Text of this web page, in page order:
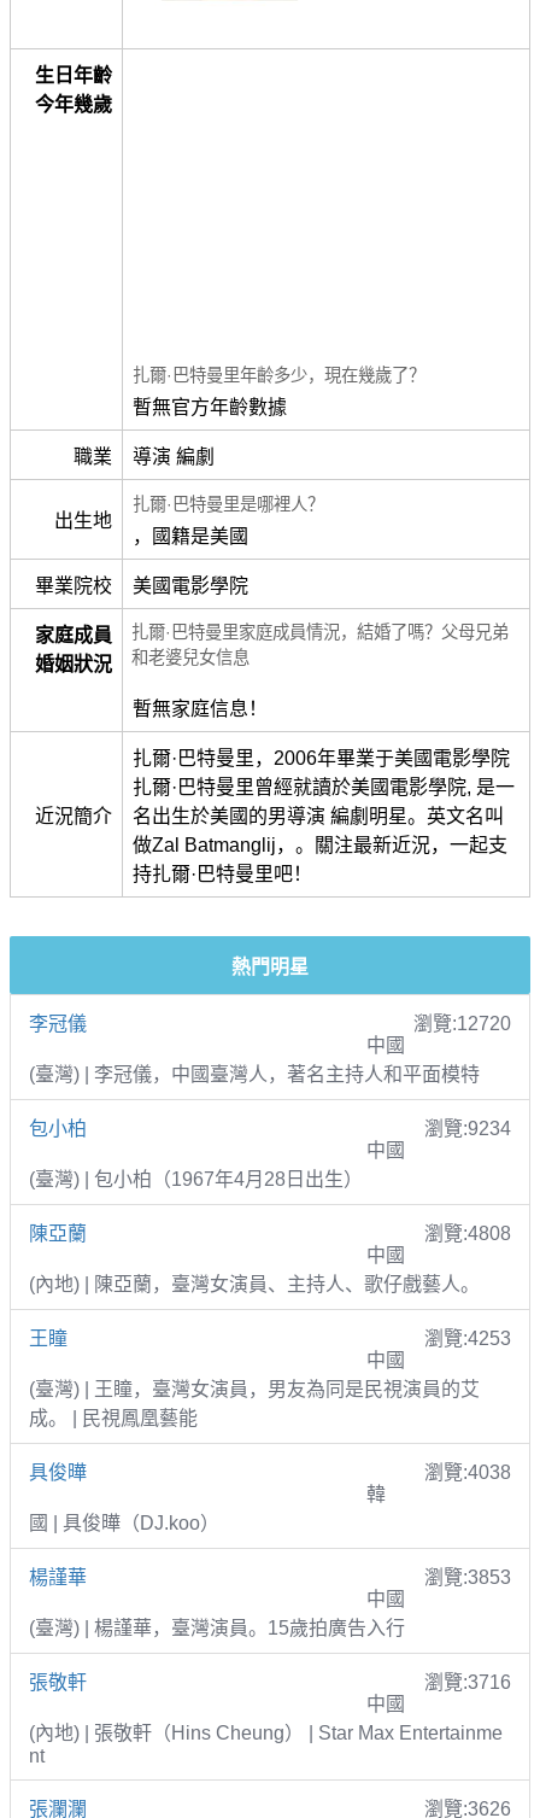
生日年齡
今年幾歲
扎爾·巴特曼里年齡多少，現在幾歲了？
暫無官方年齡數據
職業 導演 編劇
出生地
扎爾·巴特曼里是哪裡人？
，國籍是美國
畢業院校 美國電影學院
家庭成員
婚姻狀況
扎爾·巴特曼里家庭成員情況，結婚了嗎？父母兄弟
和老婆兒女信息
暫無家庭信息！
近況簡介
扎爾·巴特曼里，2006年畢業于美國電影學院
扎爾·巴特曼里曾經就讀於美國電影學院, 是一
名出生於美國的男導演 編劇明星。英文名叫
做Zal Batmanglij，。關注最新近況，一起支
持扎爾·巴特曼里吧！
熱門明星
李冠儀
瀏覽:12720
中國
(臺灣) | 李冠儀，中國臺灣人，著名主持人和平面模特
包小柏
瀏覽:9234
中國
(臺灣) | 包小柏（1967年4月28日出生）
陳亞蘭
瀏覽:4808
中國
(內地) | 陳亞蘭，臺灣女演員、主持人、歌仔戲藝人。
王瞳
瀏覽:4253
中國
(臺灣) | 王瞳，臺灣女演員，男友為同是民視演員的艾
成。 | 民視鳳凰藝能
具俊曄
瀏覽:4038
韓
國 | 具俊曄（DJ.koo）
楊謹華
瀏覽:3853
中國
(臺灣) | 楊謹華，臺灣演員。15歲拍廣告入行
張敬軒
瀏覽:3716
中國
(內地) | 張敬軒（Hins Cheung） | Star Max Entertainme
nt
張瀾瀾 瀏覽:3626